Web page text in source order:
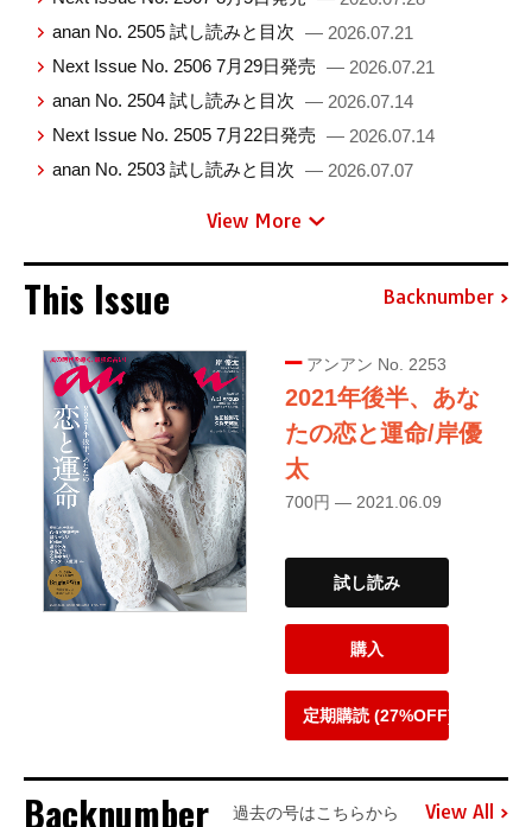
anan No. 2505 試し読みと目次 — 2026.07.21
Next Issue No. 2506 7月29日発売 — 2026.07.21
anan No. 2504 試し読みと目次 — 2026.07.14
Next Issue No. 2505 7月22日発売 — 2026.07.14
anan No. 2503 試し読みと目次 — 2026.07.07
View More
This Issue Backnumber
アンアン No. 2253
2021年後半、あな
たの恋と運命/岸優
太
700円 — 2021.06.09
試し読み
購入
定期購読 (27%OFF)
Backnumber 過去の号はこちらから View All